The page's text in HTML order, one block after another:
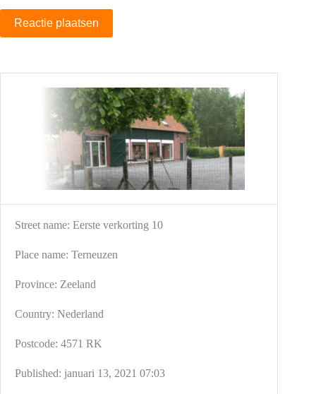
Reactie plaatsen
Street name: Eerste verkorting 10
Place name: Terneuzen
Province: Zeeland
Country: Nederland
Postcode: 4571 RK
Published: januari 13, 2021 07:03